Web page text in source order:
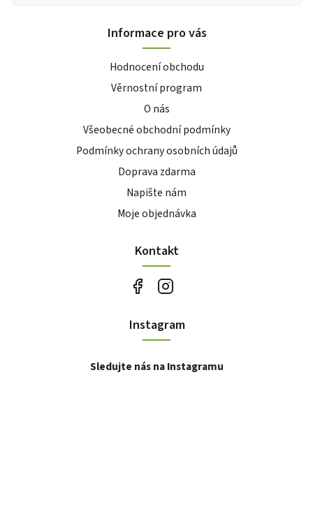
Informace pro vás
Hodnocení obchodu
Věrnostní program
O nás
Všeobecné obchodní podmínky
Podmínky ochrany osobních údajů
Doprava zdarma
Napište nám
Moje objednávka
Kontakt
Instagram
Sledujte nás na Instagramu